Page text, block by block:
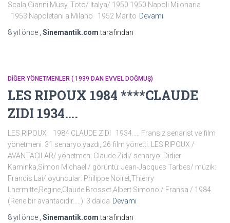
Scala,Gianni Musy, Toto/ Italya/ 1950 1950 Napoli Miionaria
1953 Napoletani a Milano 1952 Marito Devamı
8 yıl önce Sinemantik.comtarafından
DİĞER YÖNETMENLER ( 1939 DAN EVVEL DOĞMUŞ)
LES RIPOUX 1984 ****CLAUDE
ZIDI 1934….
LES RIPOUX 1984 CLAUDE ZIDI 1934….. Fransız senarist ve film
yönetmeni. 31 senaryo yazdı, 26 film yönetti. LES RIPOUX /
AVANTACILAR/ yönetmen: Claude Zidi/ senaryo: Didier
Kaminka,Simon Michael / görüntü: Jean-Jacques Tarbes/ müzik:
Francis Lai/ oyuncular: Philippe Noiret,Thierry
Lhermitte,Regine,Claude Brosset,Albert Simono / Fransa / 1984
(Rene bir avantacıdır…..) 3 dalda Devamı
8 yıl önce Sinemantik.comtarafından